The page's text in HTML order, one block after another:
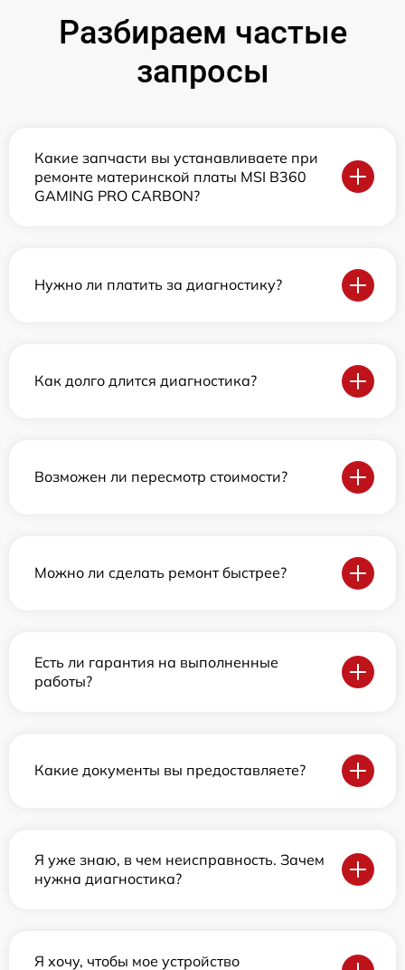
Разбираем частые
запросы
Какие запчасти вы устанавливаете при
ремонте материнской платы MSI B360
GAMING PRO CARBON?
Нужно ли платить за диагностику?
Как долго длится диагностика?
Возможен ли пересмотр стоимости?
Можно ли сделать ремонт быстрее?
Есть ли гарантия на выполненные
работы?
Какие документы вы предоставляете?
Я уже знаю, в чем неисправность. Зачем
нужна диагностика?
Я хочу, чтобы мое устройство